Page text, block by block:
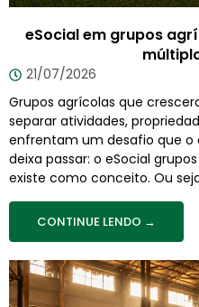
eSocial em grupos
21/07/2026
Grupos agrícolas que
separar atividades,
enfrentam um desafio que
deixa passar: o eSocial
existe como conceito. Ou
CONTINUE LENDO →